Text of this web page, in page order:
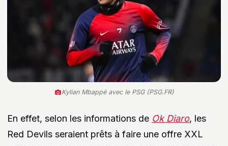
Kylian Mbappé avec le PSG (PSG.FR)
En effet, selon les informations de Ok Diaro, les
Red Devils seraient prêts à faire une offre XXL